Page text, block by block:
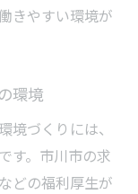
きやすい環境が
環境
づくりには、
す。市川市の求
どの福利厚生が